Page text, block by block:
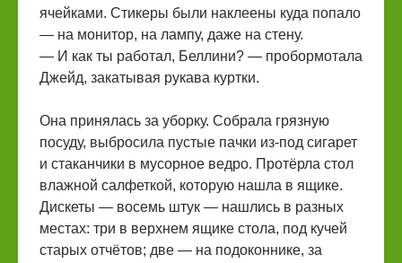
ячейками. Стикеры были наклеены куда попало
— на монитор, на лампу, даже на стену.
— И как ты работал, Беллини? — пробормотала
Джейд, закатывая рукава куртки.
Она принялась за уборку. Собрала грязную
посуду, выбросила пустые пачки из-под сигарет
и стаканчики в мусорное ведро. Протёрла стол
влажной салфеткой, которую нашла в ящике.
Дискеты — восемь штук — нашлись в разных
местах: три в верхнем ящике стола, под кучей
старых отчётов; две — на подоконнике, за